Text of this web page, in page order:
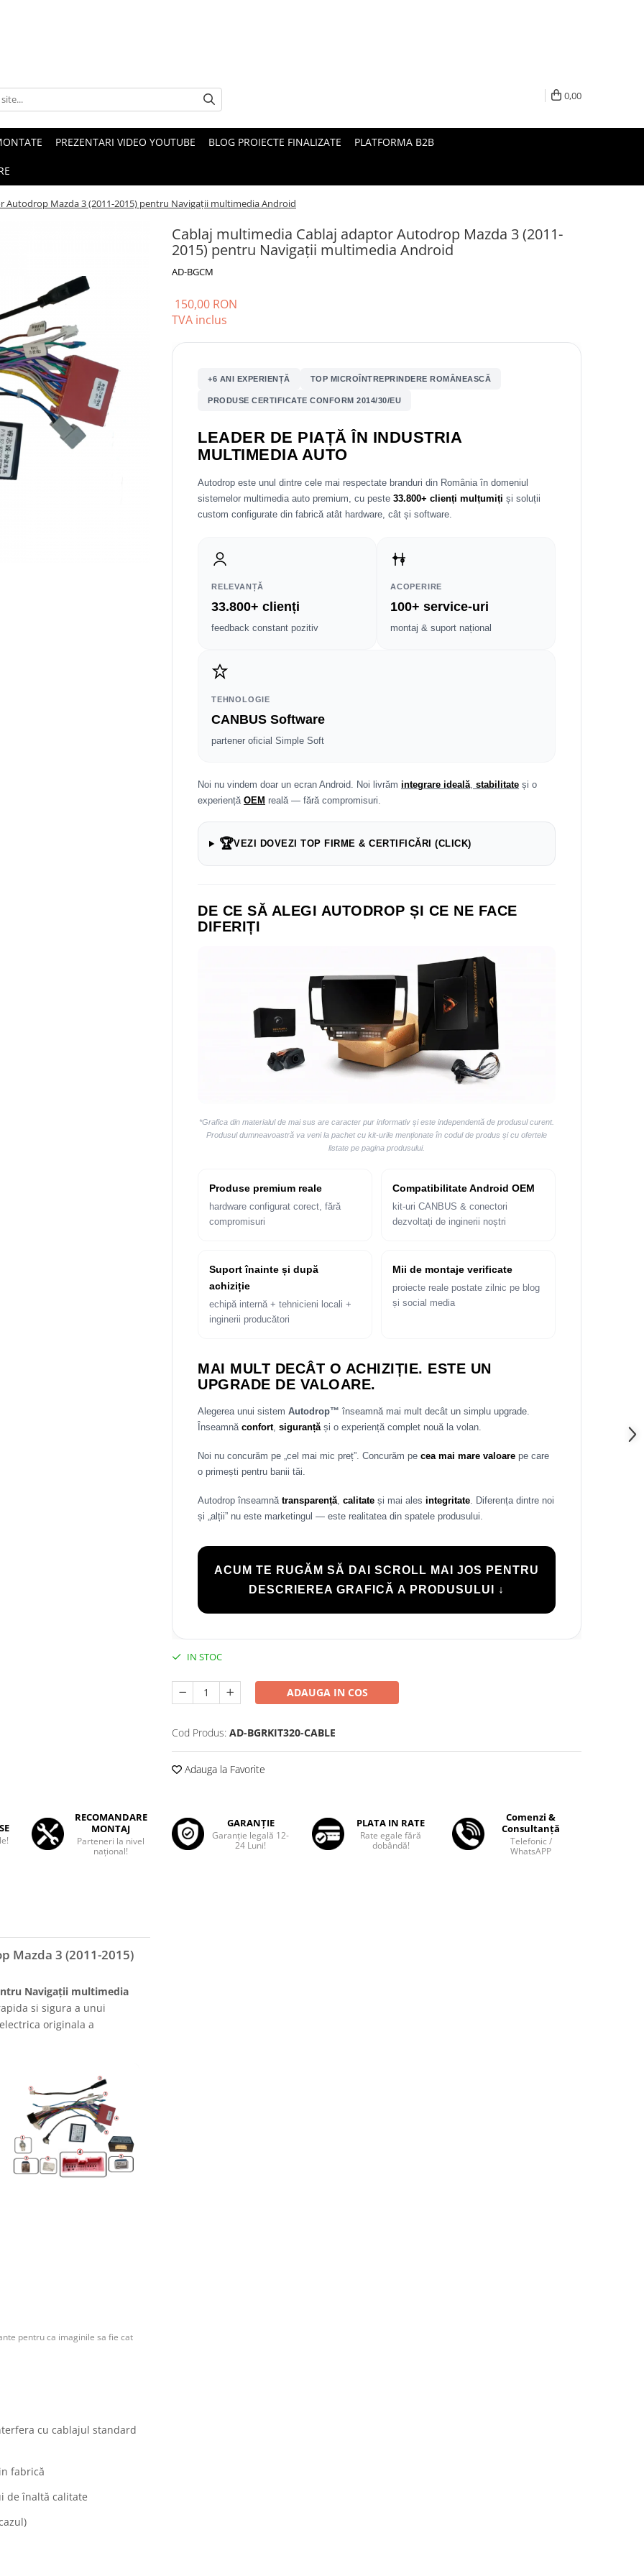
0,00
PREZENTARI VIDEO YOUTUBE BLOG PROIECTE FINALIZATE PLATFORMA B2B
Autodrop Mazda 3 (2011-2015) pentru Navigații multimedia Android
Cablaj multimedia Cablaj adaptor Autodrop Mazda 3 (2011-
2015) pentru Navigații multimedia Android
AD-BGCM
150,00 RON
TVA inclus
+6 ANI EXPERIENȚĂ TOP MICROÎNTREPRINDERE ROMÂNEASCĂ
PRODUSE CERTIFICATE CONFORM 2014/30/EU
LEADER DE PIAȚĂ ÎN INDUSTRIA
MULTIMEDIA AUTO
Autodrop este unul dintre cele mai respectate branduri din România în domeniul
sistemelor multimedia auto premium, cu peste 33.800+ clienți mulțumiți și soluții
custom configurate din fabrică atât hardware, cât și software.
RELEVANȚĂ
33.800+ clienți
feedback constant pozitiv
ACOPERIRE
100+ service-uri
montaj & suport național
TEHNOLOGIE
CANBUS Software
partener oficial Simple Soft
Noi nu vindem doar un ecran Android. Noi livrăm integrare ideală, stabilitate și o
experiență OEM reală — fără compromisuri.
🏆VEZI DOVEZI TOP FIRME & CERTIFICĂRI (CLICK)
DE CE SĂ ALEGI AUTODROP ȘI CE NE FACE
DIFERIȚI
*Grafica din materialul de mai sus are caracter pur informativ și este independentă de produsul curent.
Produsul dumneavoastră va veni la pachet cu kit-urile menționate în codul de produs și cu ofertele
listate pe pagina produsului.
Produse premium reale
hardware configurat corect, fără
compromisuri
Compatibilitate Android OEM
kit-uri CANBUS & conectori
dezvoltați de inginerii noștri
Suport înainte și după
achiziție
echipă internă + tehnicieni locali +
inginerii producători
Mii de montaje verificate
proiecte reale postate zilnic pe blog
și social media
MAI MULT DECÂT O ACHIZIȚIE. ESTE UN
UPGRADE DE VALOARE.
Alegerea unui sistem Autodrop™ înseamnă mai mult decât un simplu upgrade.
Înseamnă confort, siguranțăși o experiență complet nouă la volan.
Noi nu concurăm pe „cel mai mic preț”. Concurăm pe cea mai mare valoare pe care
o primești pentru banii tăi.
Autodrop înseamnă transparență, calitate și mai ales integritate. Diferența dintre noi
și „alții” nu este marketingul — este realitatea din spatele produsului.
ACUM TE RUGĂM SĂ DAI SCROLL MAI JOS PENTRU
DESCRIEREA GRAFICĂ A PRODUSULUI ↓
IN STOC
ADAUGA IN COS
Cod Produs: AD-BGRKIT320-CABLE
Adauga la Favorite
RECOMANDARE
MONTAJ
Parteneri la nivel
național!
GARANȚIE
Garanţie legală 12-
24 Luni!
PLATA IN RATE
Rate egale fără
dobândă!
Comenzi &
Consultanță
Telefonic /
WhatsAPP
Mazda 3 (2011-2015)
Navigații multimedia
si sigura a unui
originala a
pentru ca imaginile sa fie cat
cu cablajul standard
fabrică
de înaltă calitate